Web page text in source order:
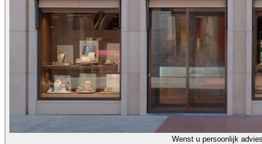
Wenst u persoonlijk